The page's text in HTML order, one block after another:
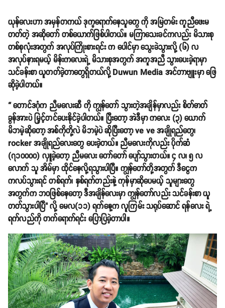
ယုန်လေးဟာ အမှန်တကယ် ဒုက္ခရောက်နေသူတွေ ကို အမြဲတမ်း ကူညီဖေးမ
တတ်တဲ့ အဆိုတော် တစ်ယောက်ဖြစ်ပါတယ်။ မကြာသေးခင်ကလည်း မိသားစု
တစ်စုလုံးအတွက် အလုပ်ကြိုးစားရင်း က ပေါင်မှာ သွေးခဲသွားလို့ (၆) လ
အလုပ်နားရမယ့် မိန်းကလေးရဲ့ မိသားစုအတွက် အကူအညီ သွားပေးခဲ့ရာမှာ
သင်ခန်းစာ ယူတတ်ခဲ့တာတွေရှိတယ်လို့ Duwun Media အင်တာဗျူးမှာ ဖြေ
ဆိုခဲ့ပါတယ်။
“ တောင်ဒဂုံက ညီမလေးဆီ ကို ကျွန်တော် သွားတဲ့အချိန်မှာလည်း စိတ်ဓာတ်
ခွန်အားပဲ မြှင့်တင်ပေးနိုင်ခဲ့ပါတယ်။ ပြီးတော့ အဲဒီမှာ ကလေး (၃) ယောက်
မိဘမဲ့ဆိုတော့ အစ်ကိုတို့လဲ မိဘမဲ့ပဲ ဆိုပြီးတော့ ve ve အချိုရည်တွေ၊
rocker အချိုရည်လေးတွေ ပေးခဲ့တယ်။ ညီမလေးကိုလည်း ပိုက်ဆံ
(၇၁၀၀၀၀) လှူခဲ့တော့ ညီမလေး တော်တော် ပျော်သွားတယ်။ ၄ လ၊ ၅ လ
လောက် သူ အိမ်မှာ ထိုင်နေလို့ရသွားပါပြီ။ ကျွန်တော်တို့အတွက် ဒီငွေက
ကလပ်သွားရင် တစ်ရက်၊ နှစ်ရက်တည်းနဲ့ ကုန်မှာဆိုပေမယ့် သူများတွေ
အတွက်က ဘဝဖြစ်နေတော့ ဒီအချိန်လေးမှာ ကျွန်တော်လည်း သင်ခန်းစာ ယူ
တတ်သွားပါပြီ" လို့ မေလ(၁၁) ရက်နေ့က လူကြမ်း သရုပ်ဆောင် ရန်လေး ရဲ့
ရက်လည်ကို တက်ရောက်ရင်း ပြောပြခဲ့တာပါ။